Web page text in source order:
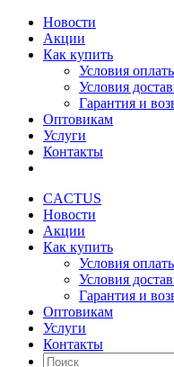
Новости
Акции
Как купить
Условия
Условия
Гарантия и
Оптовикам
Услуги
Контакты
CACTUS
Новости
Акции
Как купить
Условия
Условия
Гарантия и
Оптовикам
Услуги
Контакты